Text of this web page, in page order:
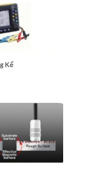
Kể